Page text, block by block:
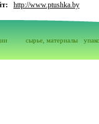
http://www.ptushka.by
сырье, материалы